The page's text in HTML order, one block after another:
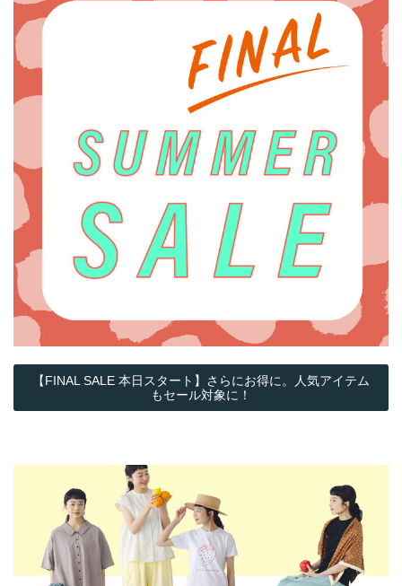
【FINAL SALE 本日スタート】さらにお得に。人気アイテム
もセール対象に！